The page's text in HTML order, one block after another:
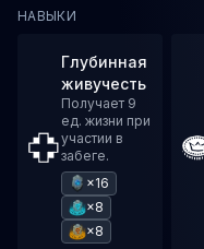
НАВЫКИ
Глубинная
живучесть
Получает 9
ед. жизни при
участии в
забеге.
×16
×8
×8